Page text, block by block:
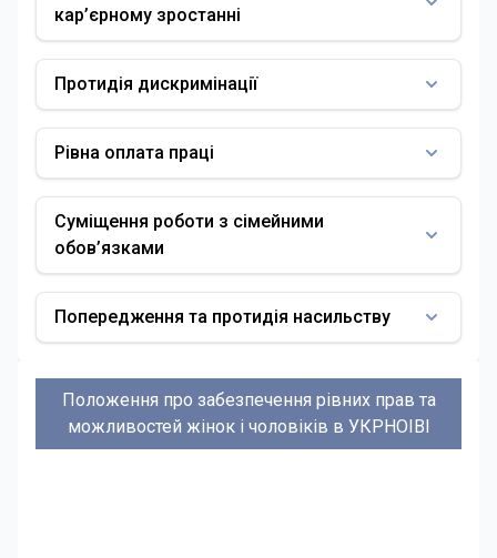
кар’єрному зростанні
Протидія дискримінації​
Рівна оплата праці
Суміщення роботи з сімейними
обов’язками
Попередження та протидія насильству
Положення про забезпечення рівних прав та
можливостей жінок і чоловіків в УКРНОІВІ